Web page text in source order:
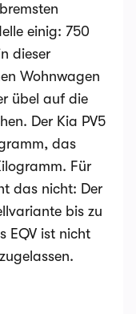
einig: 750
dieser
Wohnwagen
übel auf die
Der Kia PV5
das
Für
das nicht: Der
bis zu
EQV ist nicht